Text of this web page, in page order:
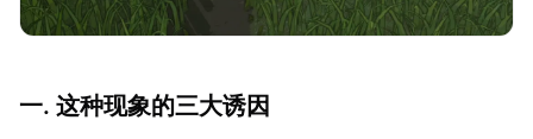
一. 这种现象的三大诱因